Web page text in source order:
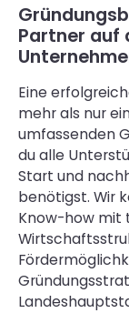
Partner auf
Eine
mehr als nur
umfassenden
du alle
Start und
benötigst. Wir
Know-how mit